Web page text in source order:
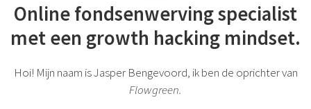
Online fondsenwerving specialist
met een growth hacking mindset.
Hoi! Mijn naam is Jasper Bengevoord, ik ben de oprichter van
Flowgreen.